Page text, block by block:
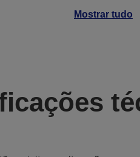
Mostrar tudo